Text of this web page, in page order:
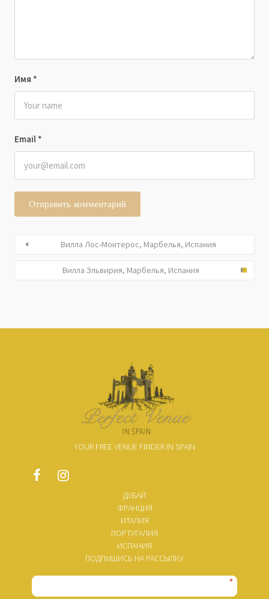
Имя *
Email *
Вилла Лос-Монтерос, Марбелья, Испания
Вилла Эльвирия, Марбелья, Испания
YOUR FREE VENUE FINDER IN SPAIN
ДУБАЙ
ФРАНЦИЯ
ИТАЛИЯ
ПОРТУГАЛИЯ
ИСПАНИЯ
ПОДПИШИСЬ НА РАССЫЛКУ
*